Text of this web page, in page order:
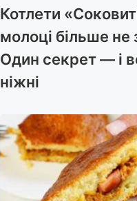
Котлети
молоці більше
Один секрет — і
ніжні